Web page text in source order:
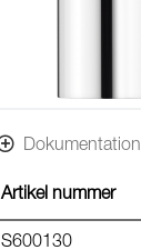
Dokumentation
Artikel nummer
S600130